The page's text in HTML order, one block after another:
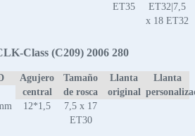
ET35
ET32|7,5
x 18 ET32
Class (C209) 2006 280
Agujero
central
Tamaño
de rosca
Llanta
original
Llanta
12*1,5
7,5 x 17
ET30